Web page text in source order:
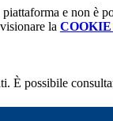
e non è
la
È possibile